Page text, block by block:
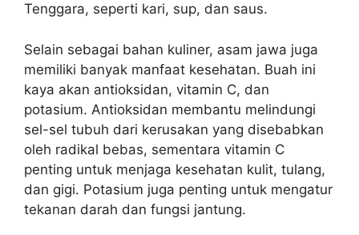
Tenggara, seperti kari, sup, dan saus.
Selain sebagai bahan kuliner, asam jawa juga
memiliki banyak manfaat kesehatan. Buah ini
kaya akan antioksidan, vitamin C, dan
potasium. Antioksidan membantu melindungi
sel-sel tubuh dari kerusakan yang disebabkan
oleh radikal bebas, sementara vitamin C
penting untuk menjaga kesehatan kulit, tulang,
dan gigi. Potasium juga penting untuk mengatur
tekanan darah dan fungsi jantung.